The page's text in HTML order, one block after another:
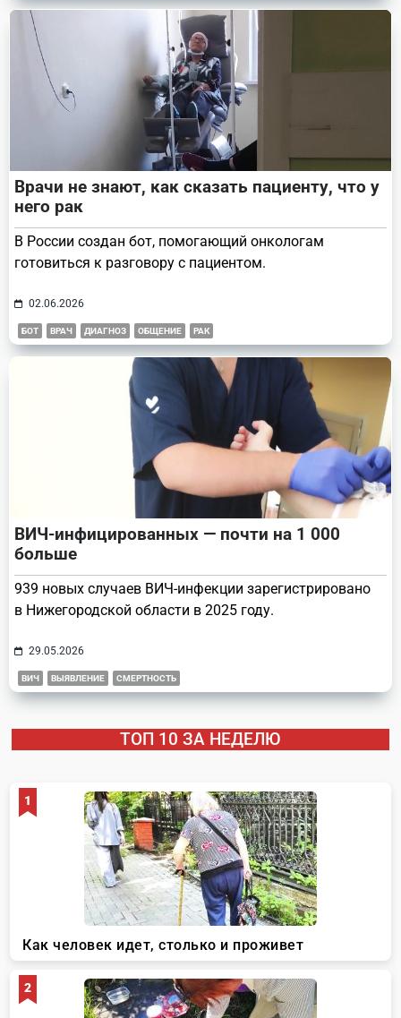
Врачи не знают, как сказать пациенту, что у
него рак
В России создан бот, помогающий онкологам
готовиться к разговору с пациентом.
02.06.2026
БОТ ВРАЧ ДИАГНОЗ ОБЩЕНИЕ РАК
ВИЧ-инфицированных — почти на 1 000
больше
939 новых случаев ВИЧ-инфекции зарегистрировано
в Нижегородской области в 2025 году.
29.05.2026
ВИЧ ВЫЯВЛЕНИЕ СМЕРТНОСТЬ
ТОП 10 ЗА НЕДЕЛЮ